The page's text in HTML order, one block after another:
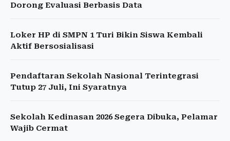
Dorong Evaluasi Berbasis Data
Loker HP di SMPN 1 Turi Bikin Siswa Kembali
Aktif Bersosialisasi
Pendaftaran Sekolah Nasional Terintegrasi
Tutup 27 Juli, Ini Syaratnya
Sekolah Kedinasan 2026 Segera Dibuka, Pelamar
Wajib Cermat